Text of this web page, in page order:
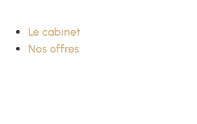
Le cabinet
Nos offres